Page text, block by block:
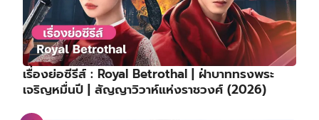
เรื่องย่อซีรีส์ : Royal Betrothal | ฝ่าบาททรงพระ
เจริญหมื่นปี | สัญญาวิวาห์แห่งราชวงศ์ (2026)